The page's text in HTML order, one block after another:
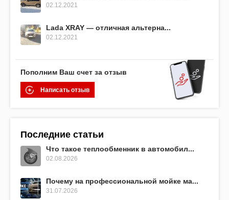
02.12.2021
Lada XRAY — отличная альтерна...
02.12.2021
Пополним Ваш счет за отзыв
Написать отзыв
Последние статьи
Что такое теплообменник в автомобил...
02.08.2026
Почему на профессиональной мойке ма...
31.07.2026